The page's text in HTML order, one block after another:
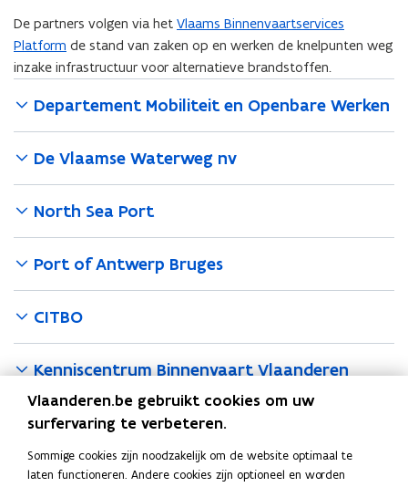
n
n
e
n
v
e
r
v
c
e
l
t
f
o
r
n
n
e
n
v
r
e
r
v
c
e
l
t
f
o
r
e
n
t
n
u
w
a
l
a
l
De partners volgen via het Vlaams Binnenvaartservices
Platform de stand van zaken op en werken de knelpunten weg
inzake infrastructuur voor alternatieve brandstoffen.
Departement Mobiliteit en Openbare Werken
De Vlaamse Waterweg nv
North Sea Port
Port of Antwerp Bruges
CITBO
Kenniscentrum Binnenvaart Vlaanderen
Andere binnenvaartservices
Walstroom
W
a
Vlaanderen.be gebruikt cookies om uw
surfervaring te verbeteren.
Sommige cookies zijn noodzakelijk om de website optimaal te
laten functioneren. Andere cookies zijn optioneel en worden